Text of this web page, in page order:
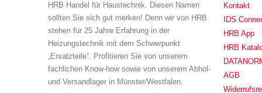
HRB Handel für Haustechnik. Diesen Namen
sollten Sie sich gut merken! Denn wir von HRB
stehen für 25 Jahre Erfahrung in der
Heizungstechnik mit dem Schwerpunkt
„Ersatzteile“. Profitieren Sie von unserem
fachlichen Know-how sowie von unserem Abhol-
und Versandlager in Münster/Westfalen.
Kontakt
IDS
HRB App
HRB
AGB